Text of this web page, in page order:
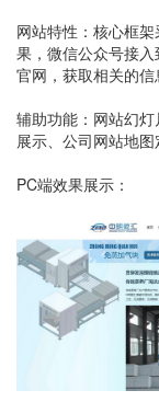
网站特性：核心框
果，微信公众号接
官网，获取相关的信
辅助功能：网站幻
展示、公司网站地图
PC端效果展示：